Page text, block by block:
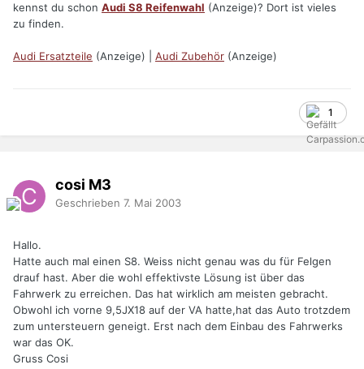
kennst du schon Audi S8 Reifenwahl (Anzeige)? Dort ist vieles
zu finden.
Audi Ersatzteile (Anzeige) | Audi Zubehör (Anzeige)
1
cosi M3
Geschrieben 7. Mai 2003
Hallo.
Hatte auch mal einen S8. Weiss nicht genau was du für Felgen
drauf hast. Aber die wohl effektivste Lösung ist über das
Fahrwerk zu erreichen. Das hat wirklich am meisten gebracht.
Obwohl ich vorne 9,5JX18 auf der VA hatte,hat das Auto trotzdem
zum untersteuern geneigt. Erst nach dem Einbau des Fahrwerks
war das OK.
Gruss Cosi